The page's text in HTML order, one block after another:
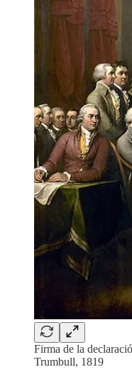
Firma de la
Trumbull, 1819